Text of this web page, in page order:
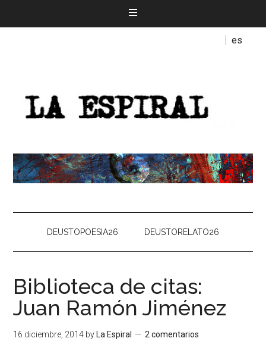
es
DEUSTOPOESIA26 DEUSTORELATO26
Biblioteca de citas:
Juan Ramón Jiménez
16 diciembre, 2014 by La Espiral 2 comentarios